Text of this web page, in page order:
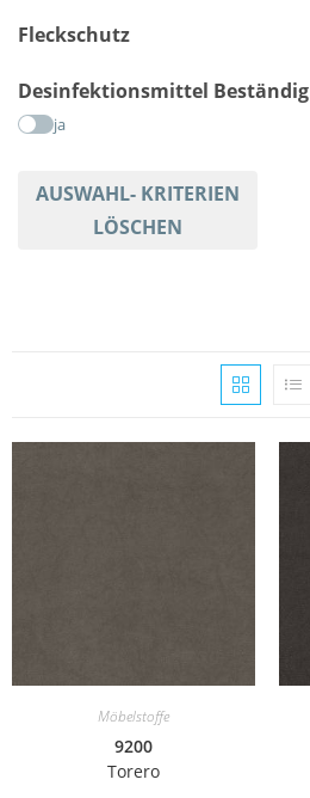
Meliert
Uni
Fleckschutz
Desinfektionsmittel Beständig
ja
AUSWAHL- KRITERIEN
LÖSCHEN
Möbelstoffe
9200
Torero